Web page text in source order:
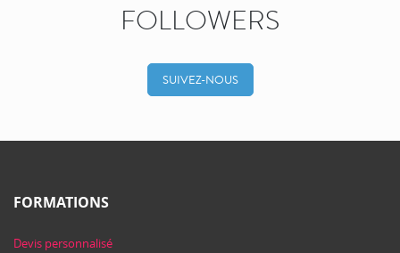
FOLLOWERS
SUIVEZ-NOUS
FORMATIONS
Devis personnalisé